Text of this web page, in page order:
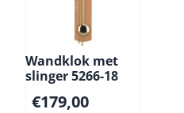
Wandklok met
slinger 5266-18
€179,00